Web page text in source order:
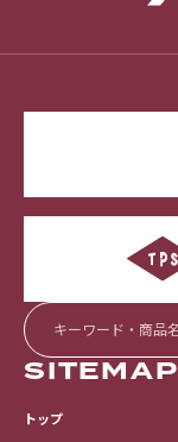
SITEMAP
トップ